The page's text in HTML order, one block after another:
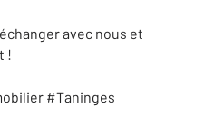
avec nous et
!
#Taninges